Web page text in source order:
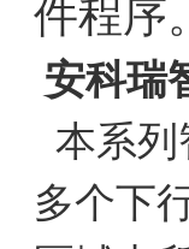
件程序
安科瑞
本系列
多个下